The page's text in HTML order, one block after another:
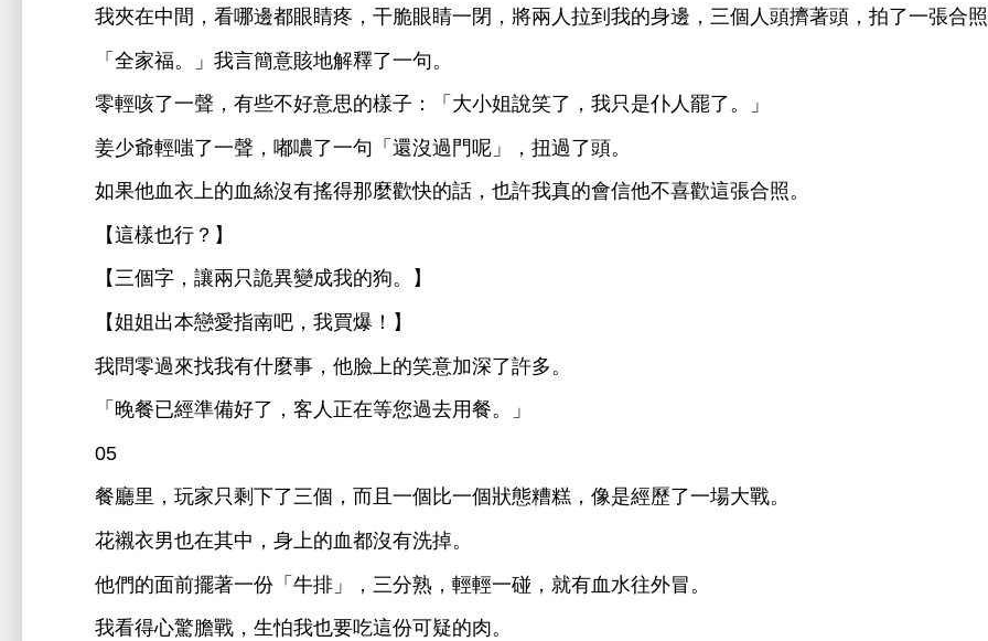
夾
， 邊都 睛疼，干脆 睛 閉，將兩 拉到 邊， 個 擠著 ，拍 張
「全
福。」 言簡 賅 解釋
句。
零
咳 ， 些 好 樣子：「 姐 笑 ， 只 仆 罷
。」
姜
爺 嗤 ，嘟噥 句「還沒過 呢」，扭過
。
如果
血 血絲沒 搖得 麼 話，也許 真 信 張
照。
【
樣也
？】
【
個字，讓兩只詭異變成
狗。】
【姐姐
本戀 指 吧，
買爆！】
問零過
什麼事， 笑 加 許
。
「
餐已經準備好 ，客 正 等您過
用餐。」
05
餐
里，玩 只剩 個，而且 個比 個狀態糟糕，像 經歷
戰。
襯
男也 其 ， 血都沒
洗掉。
們
面 擺著 份「牛排」， 分熟， 碰，就 血 往
冒。
得
驚膽戰， 怕 也 份 疑
肉。